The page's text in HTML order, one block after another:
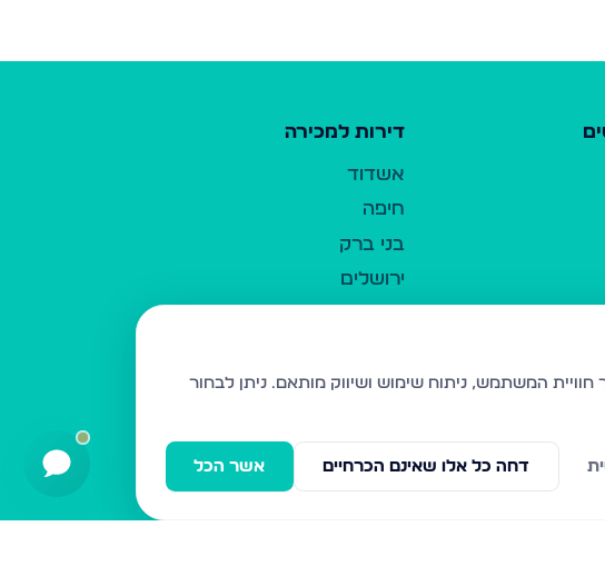
דירות למכירה
אשדוד
חיפה
בני ברק
ירושלים
בית שמש
ביתר עילית
ניתן לבחור
אשר הכל דחה כל אלו שאינם הכרחיים